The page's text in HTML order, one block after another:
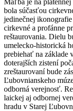
Maľba je na
bola súčasťou
jedinečnej
cirkevné a profánne
reštaurovania. Dielu
umelecko-historická
prebiehať na základe
doterajších zistení
zreštaurovaní bude
Ľubovnianskeho
odborná verejnosť.
laickej aj odbornej
hradu v Starej